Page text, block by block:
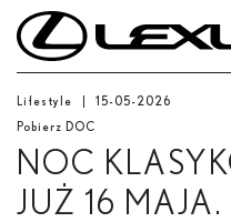
Lifestyle 15-05-2026
Pobierz DOC
NOC
JUŻ 16
High
res
High
res
High
res
High
res
High
res
High
res
Low
res
High
res
W
okresie
Od
-
Do
Data rozpoczęcia